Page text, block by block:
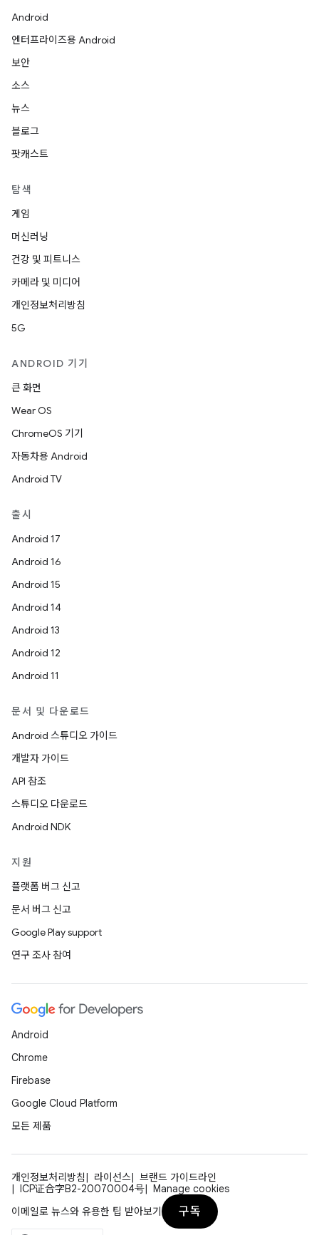
Android
엔터프라이즈용 Android
보안
소스
뉴스
블로그
팟캐스트
탐색
게임
머신러닝
건강 및 피트니스
카메라 및 미디어
개인정보처리방침
5G
ANDROID 기기
큰 화면
Wear OS
ChromeOS 기기
자동차용 Android
Android TV
출시
Android 17
Android 16
Android 15
Android 14
Android 13
Android 12
Android 11
문서 및 다운로드
Android 스튜디오 가이드
개발자 가이드
API 참조
스튜디오 다운로드
Android NDK
지원
플랫폼 버그 신고
문서 버그 신고
Google Play support
연구 조사 참여
Android
Chrome
Firebase
Google Cloud Platform
모든 제품
개인정보처리방침 라이선스
브랜드 가이드라인
ICP证合字B2-20070004号
Manage cookies
이메일로 뉴스와 유용한 팁 받아보기
구독